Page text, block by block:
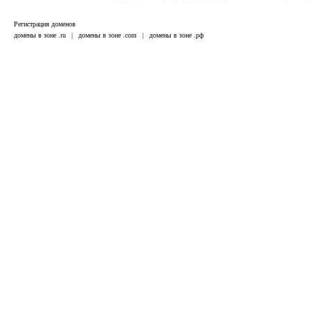
Регистрация доменов
домены в зоне .ru
| домены в зоне .com | домены в зоне .рф